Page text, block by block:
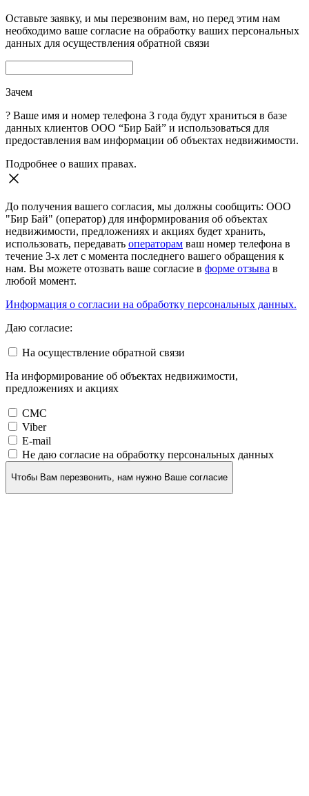
Оставьте заявку, и мы перезвоним вам, но перед этим нам
необходимо ваше согласие на обработку ваших персональных
данных для осуществления обратной связи
Зачем
? Ваше имя и номер телефона 3 года будут храниться в базе
данных клиентов ООО “Бир Бай” и использоваться для
предоставления вам информации об объектах недвижимости.
Подробнее о ваших правах.
До получения вашего согласия, мы должны сообщить: ООО
"Бир Бай" (оператор) для информирования об объектах
недвижимости, предложениях и акциях будет хранить,
использовать, передавать операторам ваш номер телефона в
течение 3-х лет с момента последнего вашего обращения к
нам. Вы можете отозвать ваше согласие в форме отзыва в
любой момент.
Информация о согласии на обработку персональных данных.
Даю согласие:
На осуществление обратной связи
На информирование об объектах недвижимости,
предложениях и акциях
СМС
Viber
E-mail
Не даю согласие на обработку персональных данных
Чтобы Вам перезвонить, нам нужно Ваше согласие